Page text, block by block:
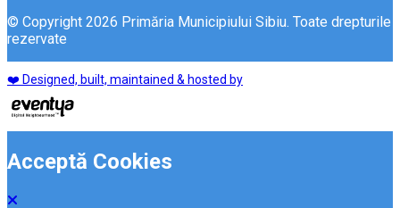
© Copyright 2026 Primăria Municipiului Sibiu. Toate drepturile
rezervate
❤️ Designed, built, maintained & hosted by
Acceptă Cookies